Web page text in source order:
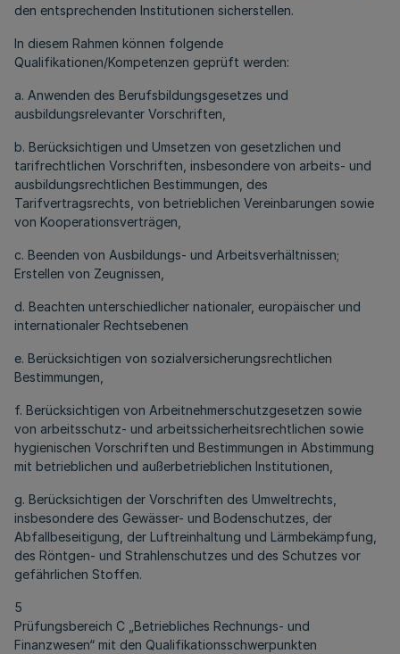
den entsprechenden Institutionen sicherstellen.
In diesem Rahmen können folgende
Qualifikationen/Kompetenzen geprüft werden:
a. Anwenden des Berufsbildungsgesetzes und
ausbildungsrelevanter Vorschriften,
b. Berücksichtigen und Umsetzen von gesetzlichen und
tarifrechtlichen Vorschriften, insbesondere von arbeits- und
ausbildungsrechtlichen Bestimmungen, des
Tarifvertragsrechts, von betrieblichen Vereinbarungen sowie
von Kooperationsverträgen,
c. Beenden von Ausbildungs- und Arbeitsverhältnissen;
Erstellen von Zeugnissen,
d. Beachten unterschiedlicher nationaler, europäischer und
internationaler Rechtsebenen
e. Berücksichtigen von sozialversicherungsrechtlichen
Bestimmungen,
f. Berücksichtigen von Arbeitnehmerschutzgesetzen sowie
von arbeitsschutz- und arbeitssicherheitsrechtlichen sowie
hygienischen Vorschriften und Bestimmungen in Abstimmung
mit betrieblichen und außerbetrieblichen Institutionen,
g. Berücksichtigen der Vorschriften des Umweltrechts,
insbesondere des Gewässer- und Bodenschutzes, der
Abfallbeseitigung, der Luftreinhaltung und Lärmbekämpfung,
des Röntgen- und Strahlenschutzes und des Schutzes vor
gefährlichen Stoffen.
5
Prüfungsbereich C „Betriebliches Rechnungs- und
Finanzwesen“ mit den Qualifikationsschwerpunkten